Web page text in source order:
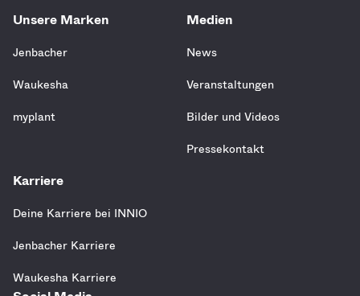
Unsere Marken
Jenbacher
Waukesha
myplant
Medien
News
Veranstaltungen
Bilder und Videos
Pressekontakt
Karriere
Deine Karriere bei INNIO
Jenbacher Karriere
Waukesha Karriere